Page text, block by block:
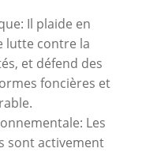
Il plaide en
lutte contre la
et défend des
foncières et
Les
sont activement